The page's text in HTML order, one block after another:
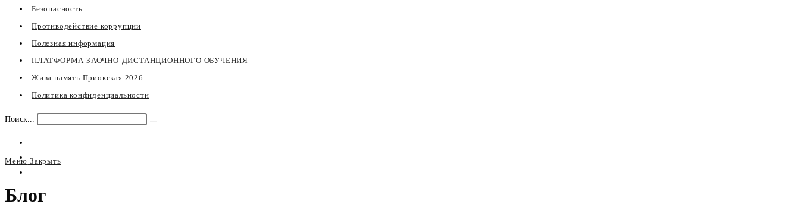
Безопасность
Противодействие коррупции
Полезная информация
ПЛАТФОРМА ЗАОЧНО-ДИСТАНЦИОННОГО ОБУЧЕНИЯ
Жива память Приокская 2026
Политика конфиденциальности
Поиск...
Меню Закрыть
Переключите
кнопку,
Блог